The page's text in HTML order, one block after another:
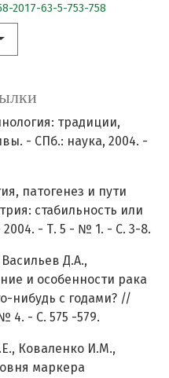
2017-63-5-753-758
традиции,
- СПб.: наука, 2004. -
патогенез и пути
стабильность или
- Т. 5 - № 1. - С. 3-8.
Д.А.,
и особенности рака
нибудь с годами? //
4. - С. 575 -579.
Коваленко И.М.,
маркера